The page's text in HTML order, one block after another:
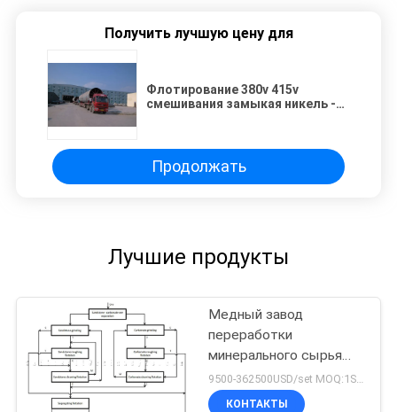
Получить лучшую цену для
Флотирование 380v 415v
смешивания замыкая никель -
Продолжать
Лучшие продукты
Медный завод
переработки
минерального сырья
Beneficiation
9500-362500USD/set MOQ:1SET
КОНТАКТЫ